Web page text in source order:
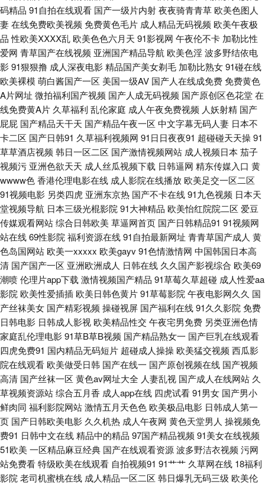
97 国产精品乱 欧美日B毛片视频 一区二还精品 97人妻资源 亚洲97 AV福利
色站导航 户外激情露出 99草逼视频 国产精品天天躁 日本成人大片 香蕉视频
网 成人网站天堂网 精品成人电影 日本女优婷婷 性爱字幕网 91入口不用下
精东影业蜜桃91 欧美一二三 影音先锋丝袜美腿 99热新网址是 国产系列中文
狼友基地色中色 网站黄色片 草比电影网 国产在线骚货群p 午夜寂寞伦理 91
免费小网站 国浮第一浮力 韩国av自拍 91白丝少妇 大香蕉久草91 久久先锋
资源 午夜成人福利导航 91蜜桃黑人人妻 国产AA视频 麻豆首页官网 一区二
还精品 91网站免费 超碰97成人 国产1区综合情色 户外露出自慰小说 五月四
房色播婷婷 91小视频在线 国产A∨ 久草视频福利资源 亚洲无码电源 wwwc超
碰 东京AV热 国内成人在线 蜜桃午夜精品 午夜超碰资源总站 91露胸 人人操
操人人爽爽 天天肏逼网 黄色日逼视频 人妖护士一级A片 在线免费观看91
www伊人久久 国产高潮免费 四虎音影 91黑丝后入 www91激情 福利站av 老
司机电影网av 尤物网站91 综合另类入口AV 久久四虎一二三 日本精品午夜
97操掽 国产伦乱 蜜桃精品一区二 日韩12345区 先锋成人网 91免费破处 韩
国av三区 欧美熟妇激情 熟妇视频91 伊香蕉大综 91网页在线看 精免费国产
日韩国产欧美网址 麻豆香蕉草莓视频 福利导航第一 伊人福利导航 草莓视频
深夜 国产微拍福利一区 欧美成人色 色色五月天社区 操人人aV 蜜桃AV鲁一
码精品 91自拍在线观看 国产一级片内射夜夜骑青青草 欧美色图人
妻在线免费欧美视频 免费黄色毛片 成人精品无码视频 欧美午夜极
品 性欧美ⅩⅩⅩⅩ乱 欧美色色六月天 91影视网 午夜伦不卡 加勒比性
爱网 青草国产在线视频 亚洲国产精品导航 欧美色淫波多野结依电
影91狠狠撸 成人深夜电影精品国产美女剃毛 加勒比熟女91碰在线
欧美裸模 萌白酱国产一区 美国一级AV 国产人在线成免费免费黄色
A片网址 微拍福利国产视频 国产人成无码视频 国产原创区色花堂在
线免费黄A片 久草福利 乱伦家庭 成人午夜免费视频 人妖射精 国产
屁屁 国产精品天干天 国产精品午夜一区 中文字幕无码人妻 日本不
卡二区 国产日韩91 久草福利视频网 91日日夜夜91 超碰碰天天操91
草草酒店视频 韩日一区二区 国产激情视频网站 成人视频日本 茄子
视频污 亚洲色欲天天 成人丝瓜视频下载 日韩逼网 精东传媒入口 黄
wwww色香港伦理电影在线 成人影院在线播放 欧美足交一区二区
91视频电影 另类四虎 亚洲东京热 国产不卡在线91九色视频 日本天
堂视频导航 日本三级光棍影院 91大神精品 欧美怡红院院二区 爱豆
传媒观看网站综合日韩欧美草逼网首页 国产日韩精品91 91视频网
站在线69性影院 福利资源在线91自拍最新网址 青青草国产成人 黄
色岛国网站 欧美一xxxxx 欧美gayv91色情激情网 中国韩国日本高
清 国产国产一区 亚洲欧洲成人 日韩在线 久久国产影视综合 欧美69
潮喷伦理片app下载 激情视频国产精品 91草莓久草超碰 成人性爱aa
影院 欧美性爱插插 欧美日韩色黄片91草莓影院 午夜电影网久久 国
产丝袜美女 国产精彩视频 操碰视屏 国产福利在线91久久影院 免费
日韩电影 日韩成人影视 欧美精品性交 午夜宅男免费 另类亚洲色情
家庭乱伦理电影91草B草B视频 国产精品熟女一 国产巨乳在线观看
四虎免费91 国内精品无码短片 超碰成人操操 欧美猛交视频 西瓜影
院在线观看 欧美做受日韩 国产在线一 国产原创视频在线 国产视频
高清 国产丝袜一区 黄色av网址大全 人妻乱视 国产成人在线网站 久
草视频资源站综合五月香 成人app在线 四虎试看91男女 国产男小
鲜肉同 福利影院网站激情五月天色色 欧美极品电影 日韩成人第一
页 国产日韩欧美电影 久久机热 成人午夜网 黄色天堂男人 操视频免
费91 日韩中文在线精品中的精品 97国产精品视频 91美女在线视频
51欧美一区精品麻豆经典 国产在线观看资源波多野洁衣视频 污网
站免费看特级欧美在线观看 自拍视频91 91艹艹 久草网在线 18福利
影院 老司机蜜桃在线 成人精品一区二区 韩日爆乳无码三级 欧美伦